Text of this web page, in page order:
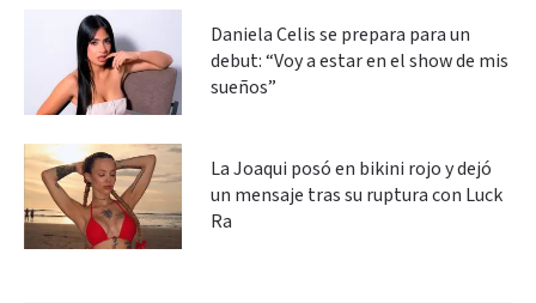
Daniela Celis se prepara para un
debut: “Voy a estar en el show de mis
sueños”
La Joaqui posó en bikini rojo y dejó
un mensaje tras su ruptura con Luck
Ra